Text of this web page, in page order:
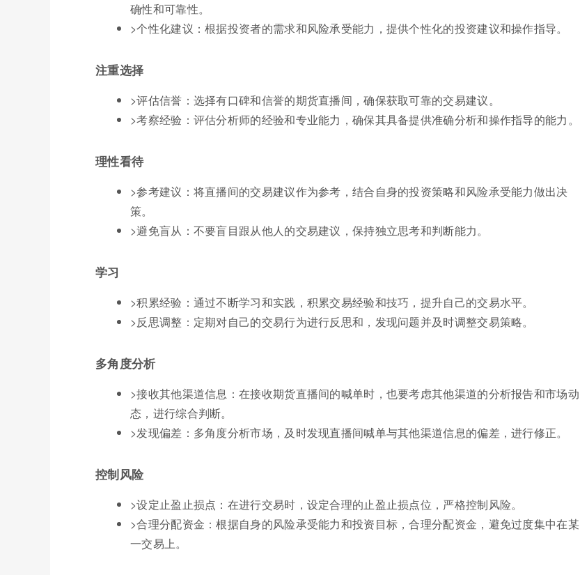
确性和可靠性。
>个性化建议：根据投资者的需求和风险承受能力，提供个性化的投资建议和操作指导。
注重选择
>评估信誉：选择有口碑和信誉的期货直播间，确保获取可靠的交易建议。
>考察经验：评估分析师的经验和专业能力，确保其具备提供准确分析和操作指导的能力。
理性看待
>参考建议：将直播间的交易建议作为参考，结合自身的投资策略和风险承受能力做出决
策。
>避免盲从：不要盲目跟从他人的交易建议，保持独立思考和判断能力。
学习
>积累经验：通过不断学习和实践，积累交易经验和技巧，提升自己的交易水平。
>反思调整：定期对自己的交易行为进行反思和，发现问题并及时调整交易策略。
多角度分析
>接收其他渠道信息：在接收期货直播间的喊单时，也要考虑其他渠道的分析报告和市场动
态，进行综合判断。
>发现偏差：多角度分析市场，及时发现直播间喊单与其他渠道信息的偏差，进行修正。
控制风险
>设定止盈止损点：在进行交易时，设定合理的止盈止损点位，严格控制风险。
>合理分配资金：根据自身的风险承受能力和投资目标，合理分配资金，避免过度集中在某
一交易上。